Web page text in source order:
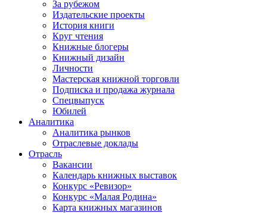
За рубежом
Издательские проекты
История книги
Круг чтения
Книжные блогеры
Книжный дизайн
Личности
Мастерская книжной торговли
Подписка и продажа журнала
Спецвыпуск
Юбилей
Аналитика
Аналитика рынков
Отраслевые доклады
Отрасль
Вакансии
Календарь книжных выставок
Конкурс «Ревизор»
Конкурс «Малая Родина»
Карта книжных магазинов